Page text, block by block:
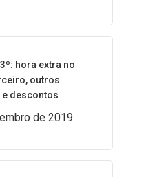
hora extra no
outros
descontos
de 2019